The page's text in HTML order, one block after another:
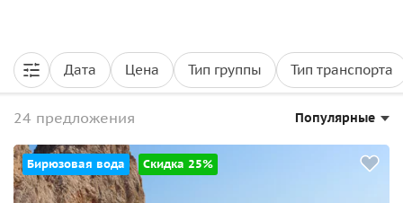
Дата Цена Тип группы Тип транспорта
24 предложения Популярные
Бирюзовая вода Скидка 25%